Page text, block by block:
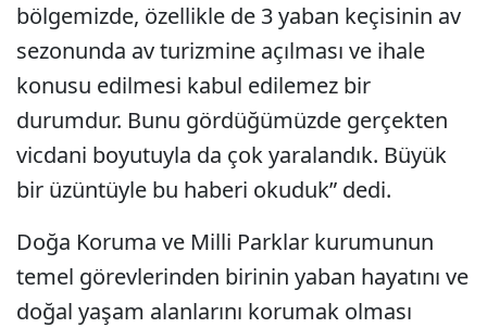
bölgemizde, özellikle de 3 yaban keçisinin av
sezonunda av turizmine açılması ve ihale
konusu edilmesi kabul edilemez bir
durumdur. Bunu gördüğümüzde gerçekten
vicdani boyutuyla da çok yaralandık. Büyük
bir üzüntüyle bu haberi okuduk” dedi.
Doğa Koruma ve Milli Parklar kurumunun
temel görevlerinden birinin yaban hayatını ve
doğal yaşam alanlarını korumak olması